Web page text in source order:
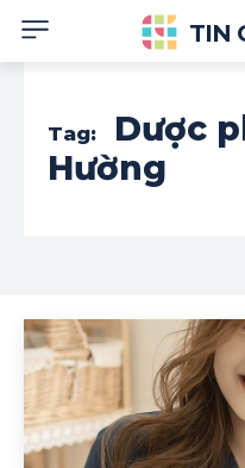
TIN
Tag:
Dược
Hường